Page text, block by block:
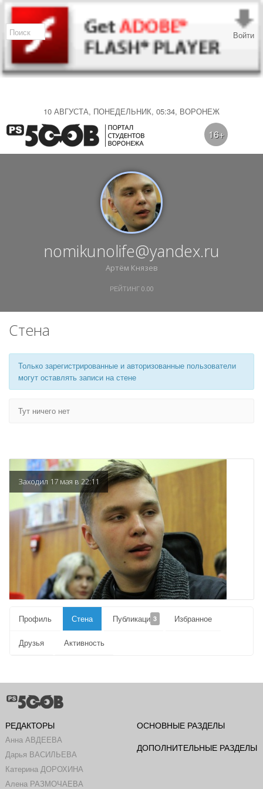
10 АВГУСТА, ПОНЕДЕЛЬНИК, 05:34, ВОРОНЕЖ
Войти
16+
nomikunolife@yandex.ru
Артём Князев
РЕЙТИНГ 0.00
Стена
Только зарегистрированные и авторизованные пользователи
могут оставлять записи на стене
Тут ничего нет
Заходил 17 мая в 22:11
Профиль Стена Публикации3 Избранное
Друзья Активность
РЕДАКТОРЫ
Анна АВДЕЕВА
Дарья ВАСИЛЬЕВА
Катерина ДОРОХИНА
Алена РАЗМОЧАЕВА
ОСНОВНЫЕ РАЗДЕЛЫ
ДОПОЛНИТЕЛЬНЫЕ РАЗДЕЛЫ